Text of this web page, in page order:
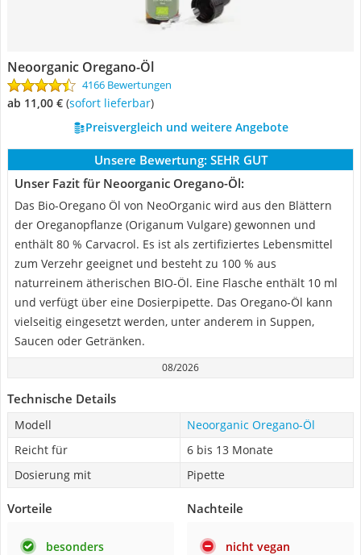
Neoorganic Oregano-Öl
4166 Bewertungen
ab 11,00 € ( Sofort lieferbar)
Preisvergleich und weitere Angebote
Unsere Bewertung: SEHR GUT
Unser Fazit für Neoorganic Oregano-Öl:
Das Bio-Oregano Öl von NeoOrganic wird aus den Blättern
der Oreganopflanze (Origanum Vulgare) gewonnen und
enthält 80 % Carvacrol. Es ist als zertifiziertes Lebensmittel
zum Verzehr geeignet und besteht zu 100 % aus
naturreinem ätherischen BIO-Öl. Eine Flasche enthält 10 ml
und verfügt über eine Dosierpipette. Das Oregano-Öl kann
vielseitig eingesetzt werden, unter anderem in Suppen,
Saucen oder Getränken.
08/2026
Technische Details
Modell
Neoorganic Oregano-Öl
Reicht für
6 bis 13 Monate
Dosierung mit
Pipette
Vorteile
besonders
Nachteile
nicht vegan